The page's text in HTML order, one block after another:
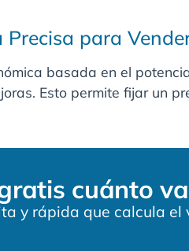
para
basada en el
Esto permite fijar un
cuánto
y rápida que calcula